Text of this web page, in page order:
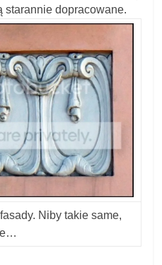
starannie dopracowane.
Niby takie same,